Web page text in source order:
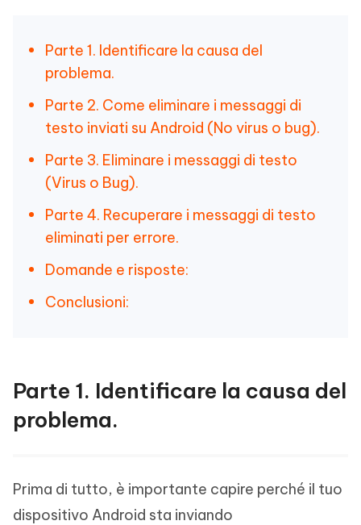
Parte 1. Identificare la causa del
problema.
Parte 2. Come eliminare i messaggi di
testo inviati su Android (No virus o bug).
Parte 3. Eliminare i messaggi di testo
(Virus o Bug).
Parte 4. Recuperare i messaggi di testo
eliminati per errore.
Domande e risposte:
Conclusioni:
Parte 1. Identificare la causa del
problema.
Prima di tutto, è importante capire perché il tuo
dispositivo Android sta inviando